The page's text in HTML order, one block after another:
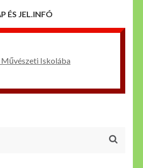
ÉS JEL.INFÓ
Művészeti Iskolába